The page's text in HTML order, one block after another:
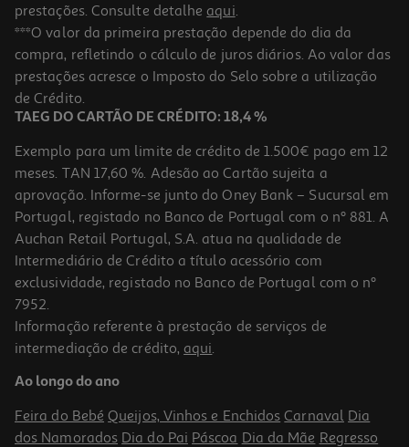
5.0
Bálsamo Vaseline Labial Original 20g
112 €/Lt
2,24 €
Batom Labello Caring Beauty Nude 1 Un
5.39 €/un
5,39 €
prestações. Consulte detalhe aqui.
***O valor da primeira prestação depende do dia da
compra, refletindo o cálculo de juros diários. Ao valor das
prestações acresce o Imposto do Selo sobre a utilização
de Crédito.
TAEG DO CARTÃO DE CRÉDITO: 18,4 %
Exemplo para um limite de crédito de 1.500€ pago em 12
meses. TAN 17,60 %. Adesão ao Cartão sujeita a
aprovação. Informe-se junto do Oney Bank – Sucursal em
Portugal, registado no Banco de Portugal com o nº 881. A
Auchan Retail Portugal, S.A. atua na qualidade de
Intermediário de Crédito a título acessório com
exclusividade, registado no Banco de Portugal com o nº
7952.
Informação referente à prestação de serviços de
intermediação de crédito, aqui.
Ao longo do ano
Feira do Bebé Queijos, Vinhos e Enchidos Carnaval Dia
dos Namorados Dia do Pai Páscoa Dia da Mãe Regresso